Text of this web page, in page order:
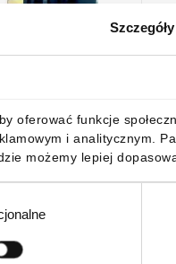
Szczegóły
oferować funkcje
i analitycznym.
możemy lepiej
złbrutto